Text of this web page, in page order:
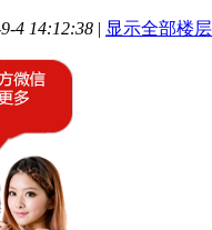
4 14:12:38 | 显示全部楼层